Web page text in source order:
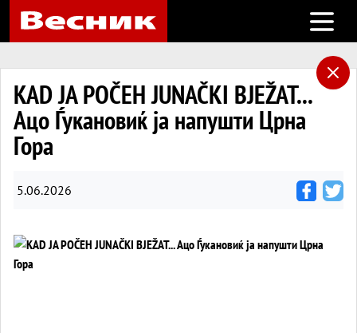
Open
KAD JA POČEH JUNAČKI BJEŽAT...
Ацо Ѓукановиќ ја напушти Црна
Гора
5.06.2026